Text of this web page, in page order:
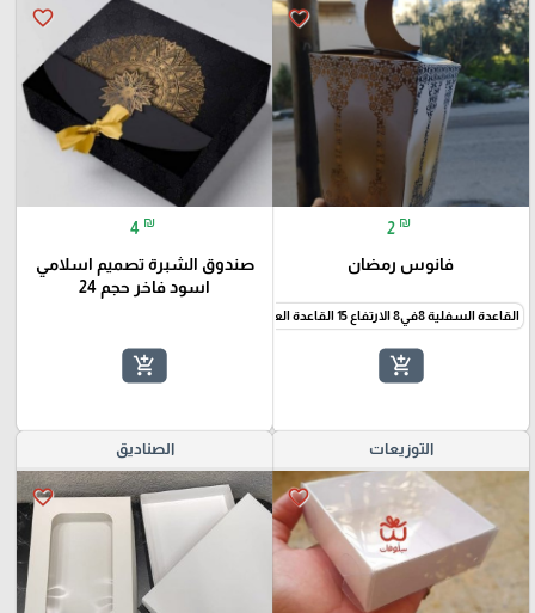
favorite_border
2 ₪
فانوس رمضان
القاعدة السفلية 8في8 الارتفاع 15 القاعدة العلوية 10في10
add_shopping_cart
favorite_border
4 ₪
صندوق الشبرة تصميم اسلامي
اسود فاخر حجم 24
add_shopping_cart
التوزيعات
favorite_border
الصناديق
favorite_border